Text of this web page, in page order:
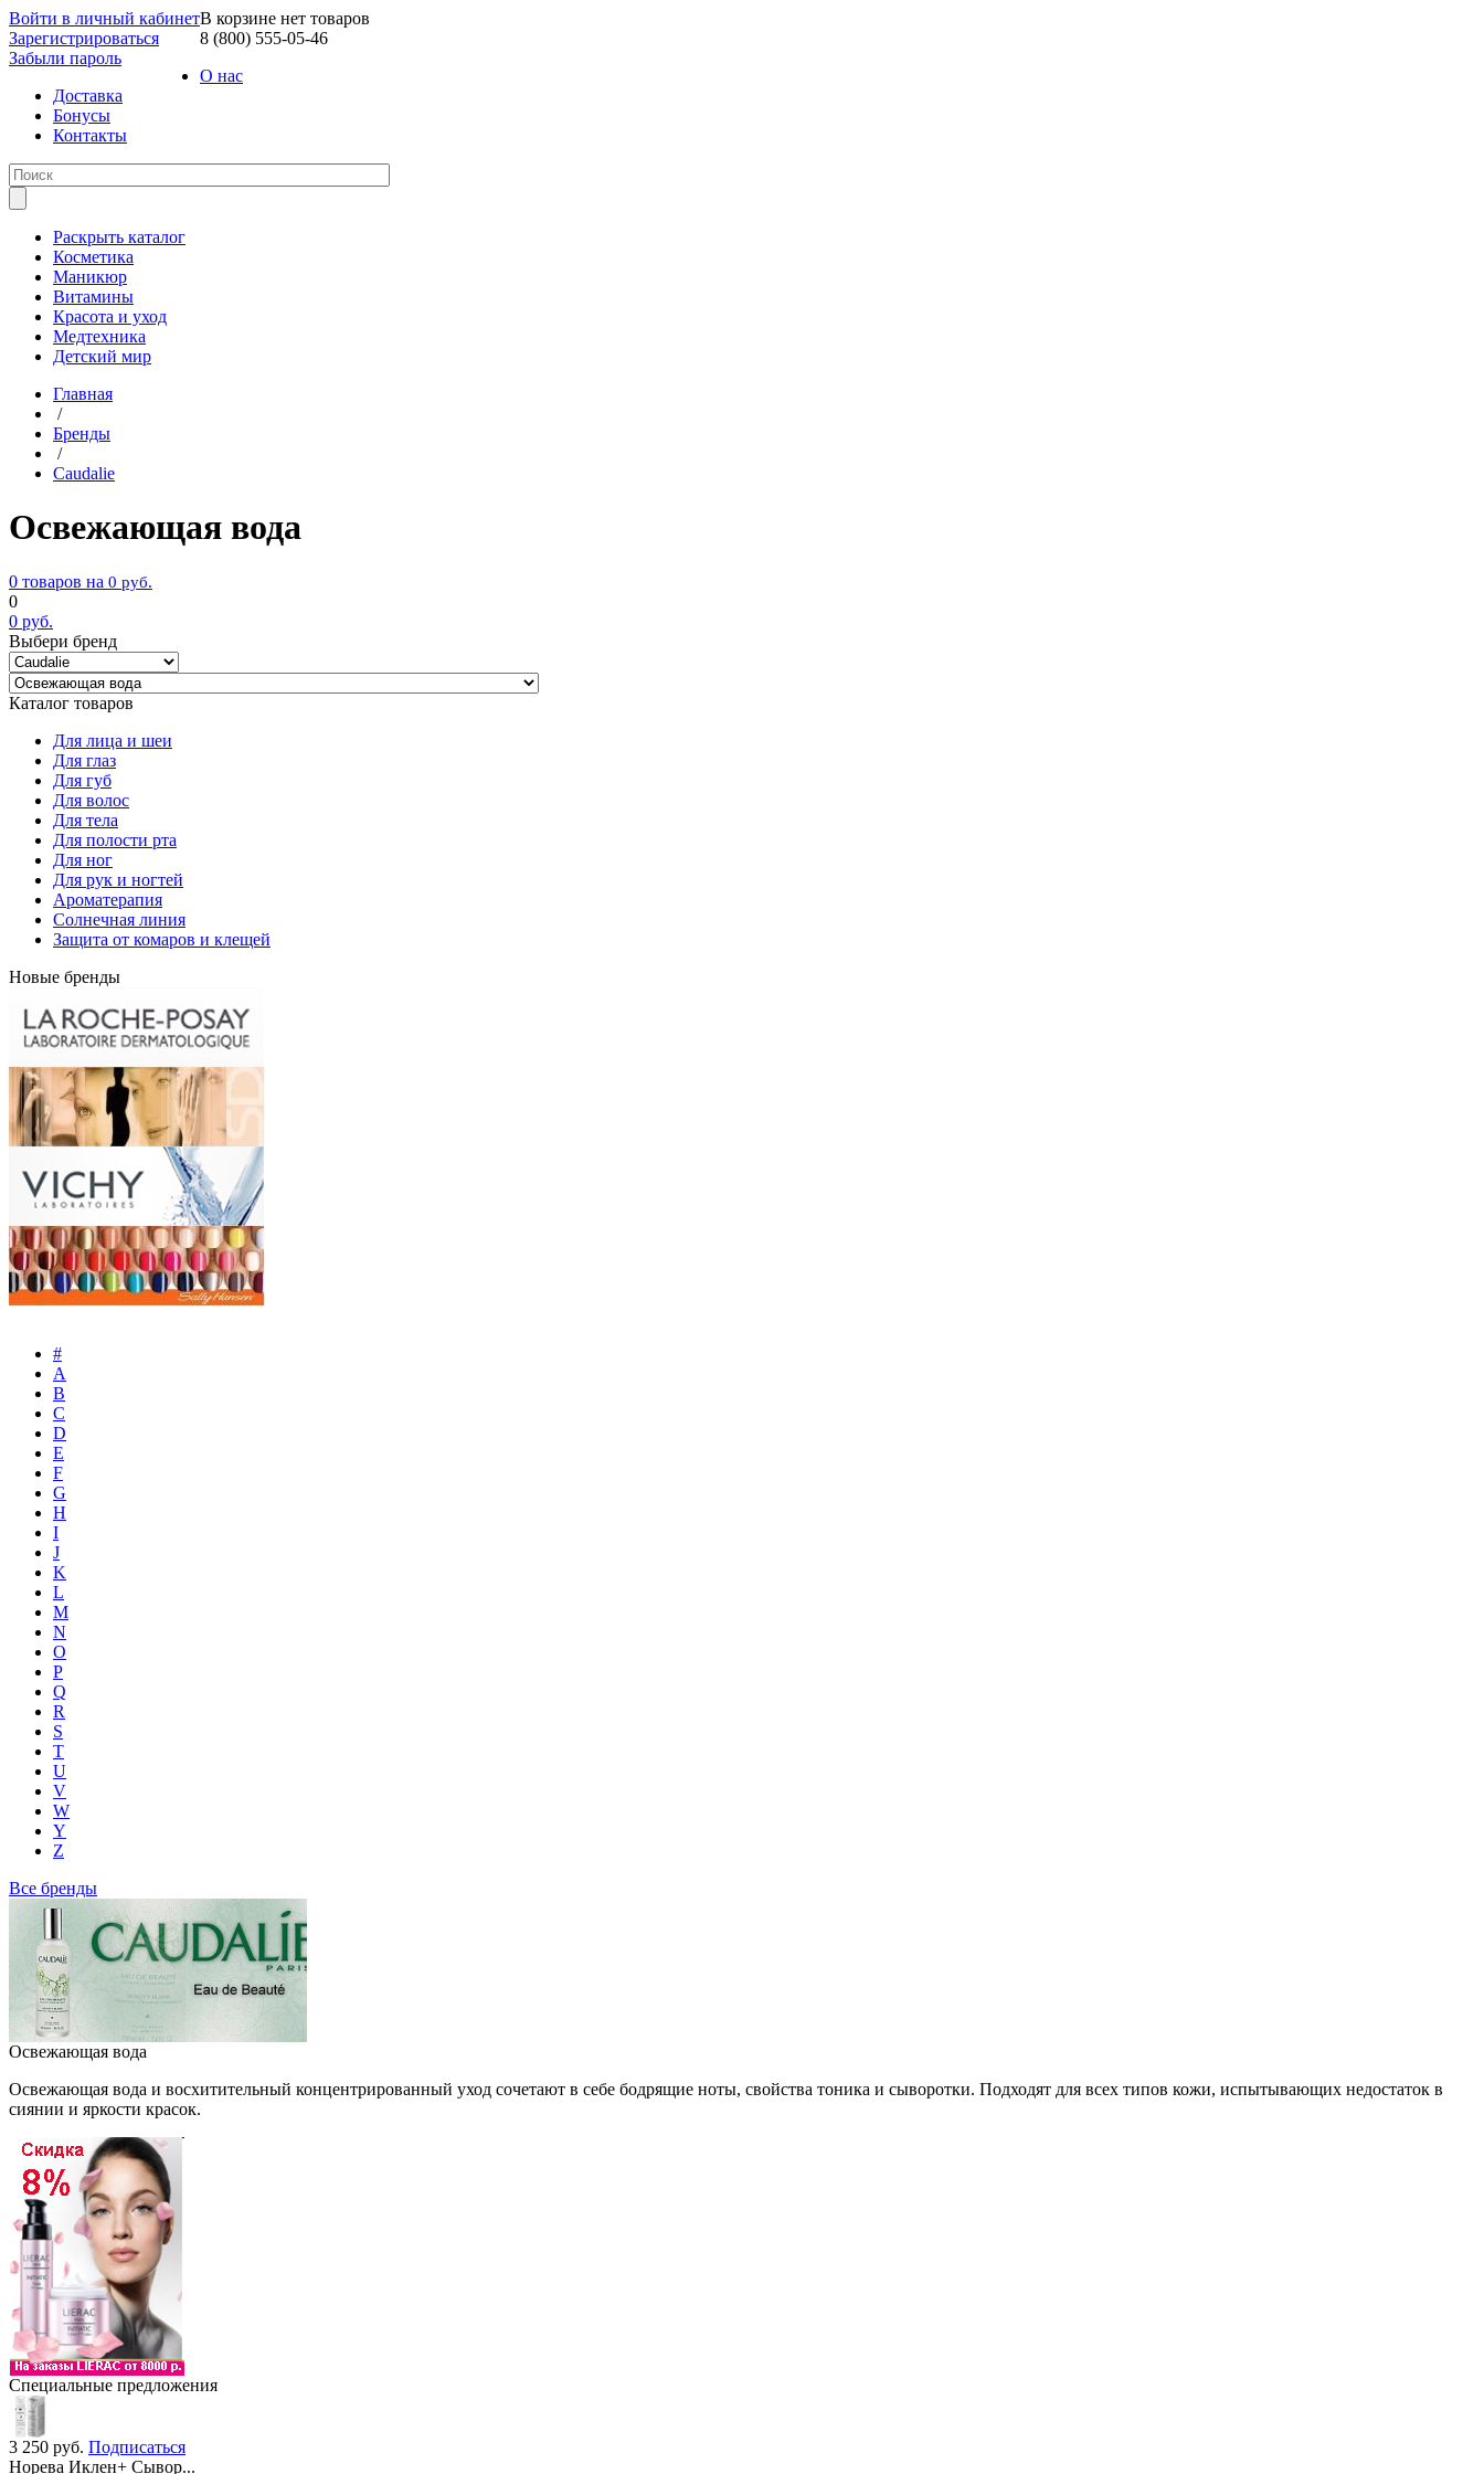
Войти в личный кабинет
Зарегистрироваться
Забыли пароль
В корзине нет товаров
8 (800) 555-05-46
О нас
Доставка
Бонусы
Контакты
Раскрыть каталог
Косметика
Маникюр
Витамины
Красота и уход
Медтехника
Детский мир
Главная
/
Бренды
/
Caudalie
Освежающая вода
0 товаров на 0 руб.
0
0 руб.
Выбери бренд
Каталог товаров
Для лица и шеи
Для глаз
Для губ
Для волос
Для тела
Для полости рта
Для ног
Для рук и ногтей
Ароматерапия
Солнечная линия
Защита от комаров и клещей
Новые бренды
#
A
B
C
D
E
F
G
H
I
J
K
L
M
N
O
P
Q
R
S
T
U
V
W
Y
Z
Все бренды
Освежающая вода
Освежающая вода и восхитительный концентрированный уход сочетают в себе бодрящие ноты, свойства тоника и сыворотки. Подходят для всех типов кожи, испытывающих недостаток в
сиянии и яркости красок.
Специальные предложения
3 250 руб. Подписаться
Норева Иклен+ Сывор...